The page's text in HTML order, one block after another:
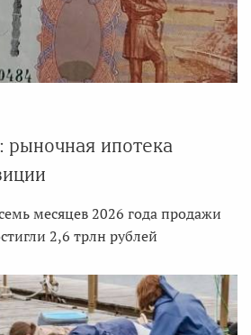
ипотека
месяцев 2026 года продажи
2,6 трлн рублей